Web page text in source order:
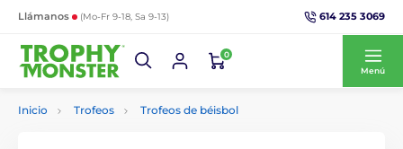
Llámanos (Mo-Fr 9-18, Sa 9-13) 614 235 3069
0
Menú
Inicio Trofeos Trofeos de béisbol